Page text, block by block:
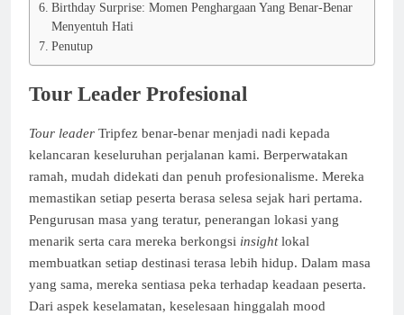
Birthday Surprise: Momen Penghargaan Yang Benar-Benar
Menyentuh Hati
Penutup
Tour Leader Profesional
Tour leader Tripfez benar-benar menjadi nadi kepada
kelancaran keseluruhan perjalanan kami. Berperwatakan
ramah, mudah didekati dan penuh profesionalisme. Mereka
memastikan setiap peserta berasa selesa sejak hari pertama.
Pengurusan masa yang teratur, penerangan lokasi yang
menarik serta cara mereka berkongsi insightlokal
membuatkan setiap destinasi terasa lebih hidup. Dalam masa
yang sama, mereka sentiasa peka terhadap keadaan peserta.
Dari aspek keselamatan, keselesaan hinggalah mood